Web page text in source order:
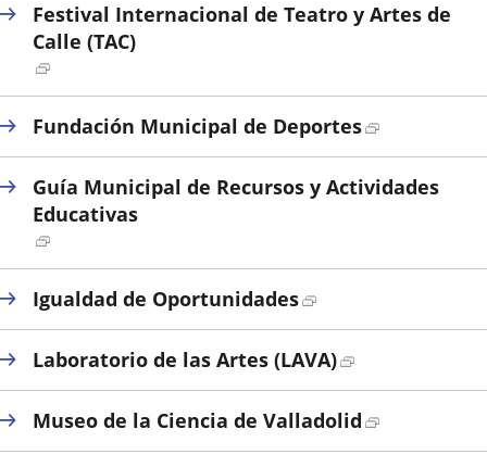
aplicación
Festival Internacional de Teatro y Artes de
Calle (TAC)
Enlace
a
una
aplicación
externa.
Fundación Municipal de Deportes
Enlace
aplicación
Guía Municipal de Recursos y Actividades
Educativas
Enlace
a
una
aplicación
externa.
Igualdad de Oportunidades
Enlace
aplicación
externa.
Laboratorio de las Artes (LAVA)
Enlace
aplicación
externa.
Museo de la Ciencia de Valladolid
Enlace